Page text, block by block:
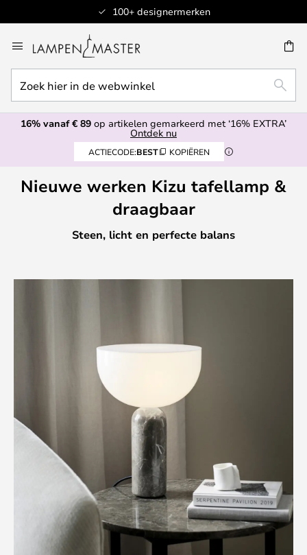
Geautoriseerde verkoper
naar
de
inhoud
hier
in
de16% vanaf € 89 op artikelen gemarkeerd met ‘16% EXTRA’
Ontdek nu
ACTIECODE:BEST KOPIËREN
Nieuwe werken Kizu tafellamp &
draagbaar
Steen, licht en perfecte balans